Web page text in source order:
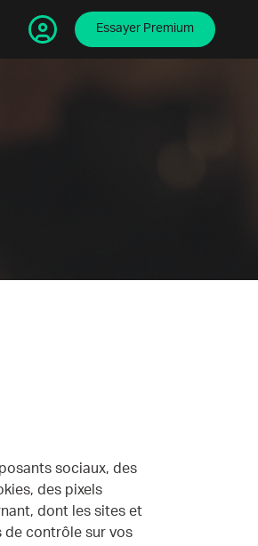
Essayer Premium
sociaux, des
des pixels
dont les sites et
de contrôle sur vos